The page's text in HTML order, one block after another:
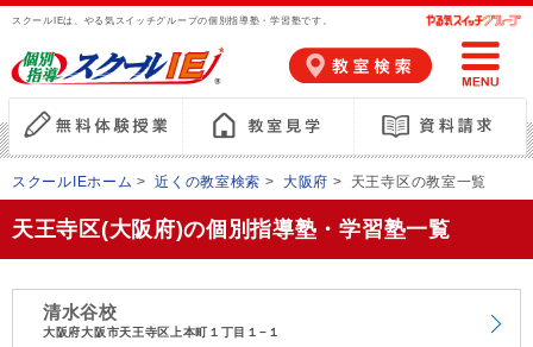
スクールIEは、やる気スイッチグループの個別指導塾・学習塾です。
スクールIEホーム > 近くの教室検索 > 大阪府 > 天王寺区の教室一覧
天王寺区(大阪府)の個別指導塾・学習塾一覧
清水谷校
大阪府大阪市天王寺区上本町１丁目１−１